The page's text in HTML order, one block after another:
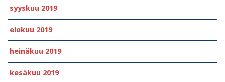
syyskuu 2019
elokuu 2019
heinäkuu 2019
kesäkuu 2019